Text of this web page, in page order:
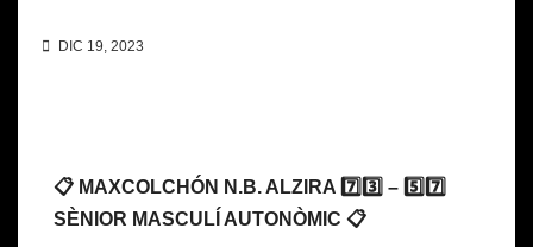
DIC 19, 2023
📋 MAXCOLCHÓN N.B. ALZIRA 7️⃣3️⃣ – 5️⃣7️⃣
SÈNIOR MASCULÍ AUTONÒMIC 📋